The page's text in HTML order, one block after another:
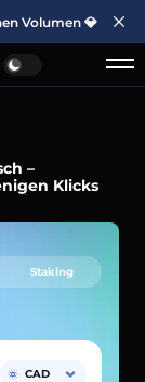
Volumen 💎
–
Klicks
Staking
CAD